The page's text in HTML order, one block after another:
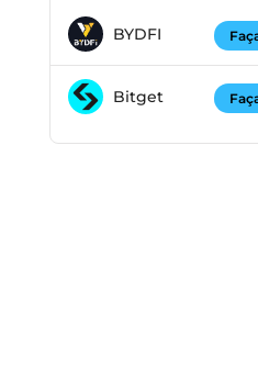
BYDFI
Bitget